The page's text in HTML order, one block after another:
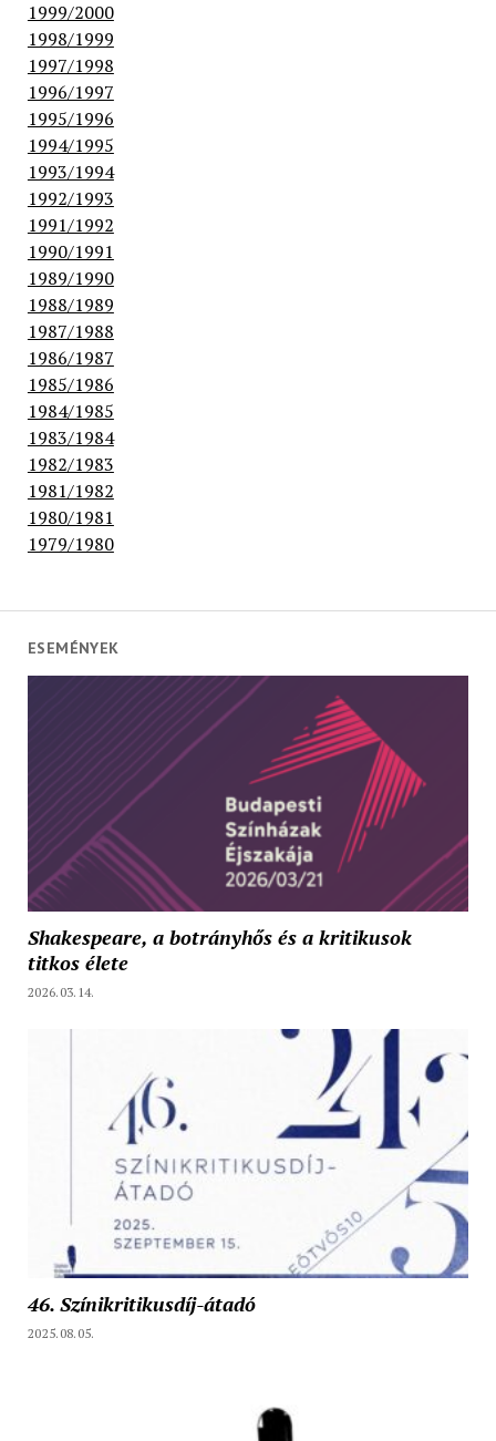
1999/2000
1998/1999
1997/1998
1996/1997
1995/1996
1994/1995
1993/1994
1992/1993
1991/1992
1990/1991
1989/1990
1988/1989
1987/1988
1986/1987
1985/1986
1984/1985
1983/1984
1982/1983
1981/1982
1980/1981
1979/1980
ESEMÉNYEK
Shakespeare, a botrányhős és a kritikusok
titkos élete
2026.03.14.
46. Színikritikusdíj-átadó
2025.08.05.